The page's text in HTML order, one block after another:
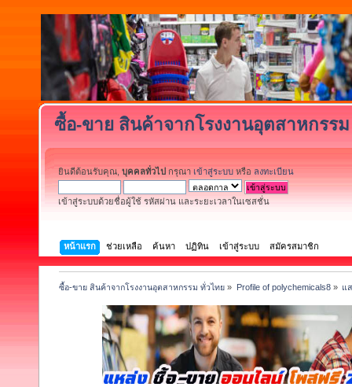
ซื้อ-ขาย สินค้าจากโรงงานอุตสาหกรร
ยินดีต้อนรับคุณ, บุคคลทั่วไป กรุณา เข้าสู่ระบบ หรือ ลงทะเบียน
เข้าสู่ระบบด้วยชื่อผู้ใช้ รหัสผ่าน และระยะเวลาในเซสชั่น
หน้าแรก ช่วยเหลือ ค้นหา ปฏิทิน เข้าสู่ระบบ สมัครสมาชิก
ซื้อ-ขาย สินค้าจากโรงงานอุตสาหกรรม ทั่วไทย » Profile of polychemicals8» แ